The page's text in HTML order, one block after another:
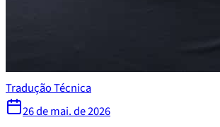
Tradução Técnica
26 de mai. de 2026